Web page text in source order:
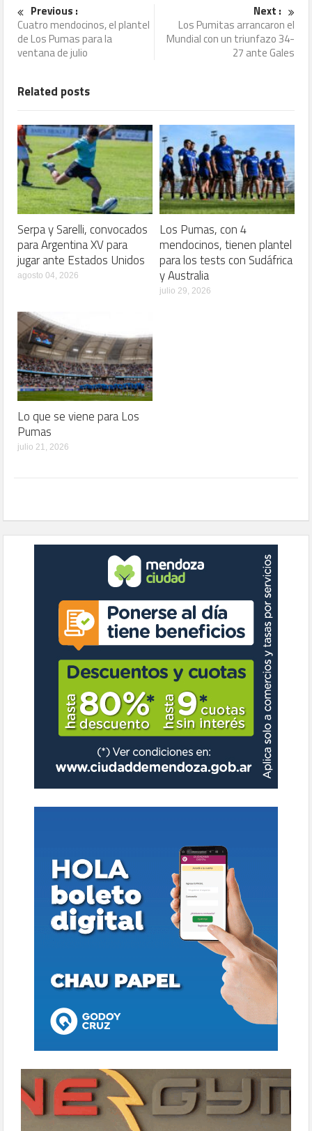
Previous :
Cuatro mendocinos, el plantel
de Los Pumas para la
ventana de julio
Next :
Los Pumitas arrancaron el
Mundial con un triunfazo 34-
27 ante Gales
Related posts
Serpa y Sarelli, convocados
para Argentina XV para
jugar ante Estados Unidos
agosto 04, 2026
Los Pumas, con 4
mendocinos, tienen plantel
para los tests con Sudáfrica
y Australia
julio 29, 2026
Lo que se viene para Los
Pumas
julio 21, 2026